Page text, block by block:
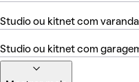
Studio ou kitnet com
Studio ou kitnet com